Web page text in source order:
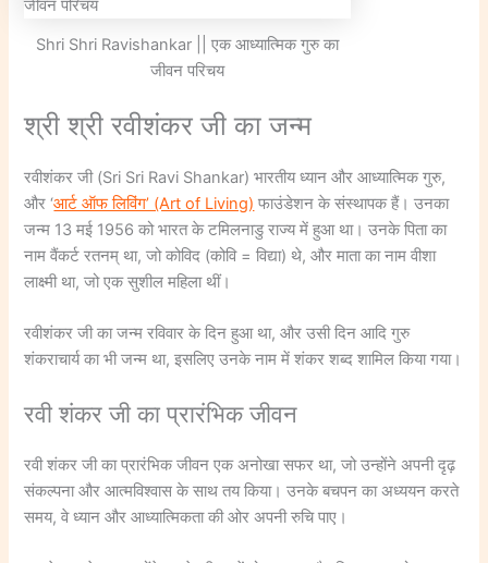
Shri Shri Ravishankar || एक आध्यात्मिक गुरु का
जीवन परिचय
श्री श्री रवीशंकर जी का जन्म
रवीशंकर जी (Sri Sri Ravi Shankar) भारतीय ध्यान और आध्यात्मिक गुरु,
और ‘आर्ट ऑफ लिविंग’ (Art of Living) फाउंडेशन के संस्थापक हैं। उनका
जन्म 13 मई 1956 को भारत के टमिलनाडु राज्य में हुआ था। उनके पिता का
नाम वैंकर्ट रतनम् था, जो कोविद (कोवि = विद्या) थे, और माता का नाम वीशा
लाक्ष्मी था, जो एक सुशील महिला थीं।
रवीशंकर जी का जन्म रविवार के दिन हुआ था, और उसी दिन आदि गुरु
शंकराचार्य का भी जन्म था, इसलिए उनके नाम में शंकर शब्द शामिल किया गया।
रवी शंकर जी का प्रारंभिक जीवन
रवी शंकर जी का प्रारंभिक जीवन एक अनोखा सफर था, जो उन्होंने अपनी दृढ़
संकल्पना और आत्मविश्वास के साथ तय किया। उनके बचपन का अध्ययन करते
समय, वे ध्यान और आध्यात्मिकता की ओर अपनी रुचि पाए।